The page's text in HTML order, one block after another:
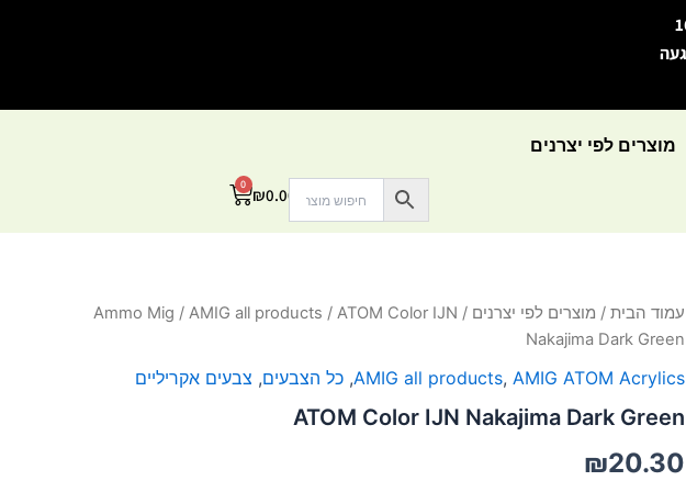
מוצרים לפי יצרנים
₪0.00
0
עגלת
עמוד הבית / מוצרים לפי יצרנים /
Ammo Mig / AMIG all products / ATOM Color IJN
Nakajima Dark Green
AMIG all products, AMIG ATOM Acrylics
, כל הצבעים, צבעים אקריליים
ATOM Color IJN Nakajima Dark Green
₪20.30
כמות
Color
Nakajima
Green